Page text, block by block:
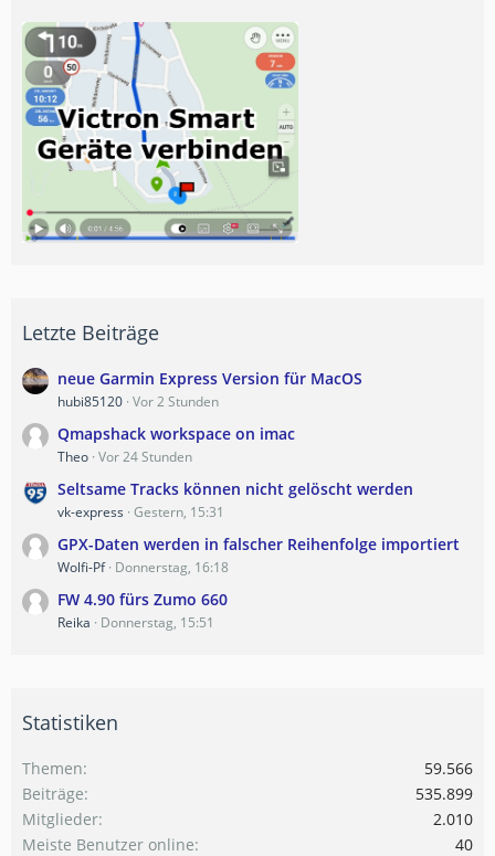
Letzte Beiträge
neue Garmin Express Version für MacOS
hubi85120 Vor 2 Stunden
Qmapshack workspace on imac
Theo Vor 24 Stunden
Seltsame Tracks können nicht gelöscht werden
vk-express Gestern, 15:31
GPX-Daten werden in falscher Reihenfolge importiert
Wolfi-Pf Donnerstag, 16:18
FW 4.90 fürs Zumo 660
Reika Donnerstag, 15:51
Statistiken
Themen
59.566
Beiträge
535.899
Mitglieder
2.010
Meiste Benutzer online
40